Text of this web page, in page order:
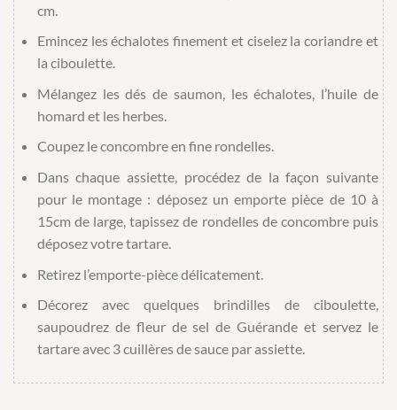
cm.
Emincez les échalotes finement et ciselez la coriandre et
la ciboulette.
Mélangez les dés de saumon, les échalotes, l’huile de
homard et les herbes.
Coupez le concombre en fine rondelles.
Dans chaque assiette, procédez de la façon suivante
pour le montage : déposez un emporte pièce de 10 à
15cm de large, tapissez de rondelles de concombre puis
déposez votre tartare.
Retirez l’emporte-pièce délicatement.
Décorez avec quelques brindilles de ciboulette,
saupoudrez de fleur de sel de Guérande et servez le
tartare avec 3 cuillères de sauce par assiette.